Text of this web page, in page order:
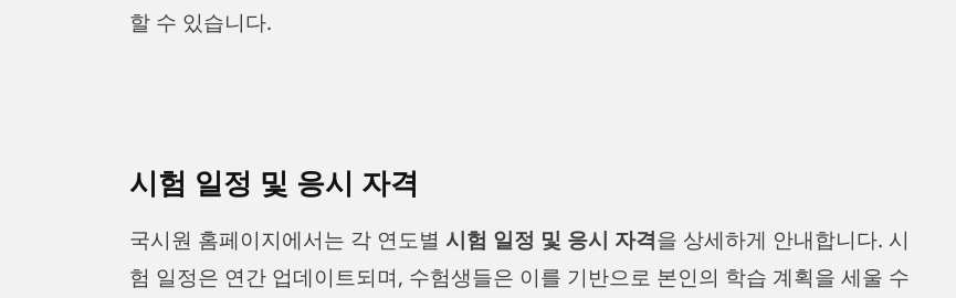
할 수 있습니다.
시험 일정 및 응시 자격
국시원 홈페이지에서는 각 연도별 시험 일정 및 응시 자격을 상세하게 안내합니다. 시
험 일정은 연간 업데이트되며, 수험생들은 이를 기반으로 본인의 학습 계획을 세울 수